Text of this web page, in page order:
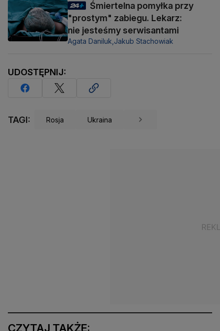
Śmiertelna pomyłka przy
"prostym" zabiegu. Lekarz:
nie jesteśmy serwisantami
Agata Daniluk,Jakub Stachowiak
UDOSTĘPNIJ:
TAGI: Rosja Ukraina
CZYTAJ TAKŻE: